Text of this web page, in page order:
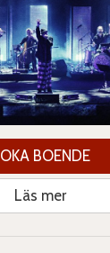
BOENDE
Läs mer